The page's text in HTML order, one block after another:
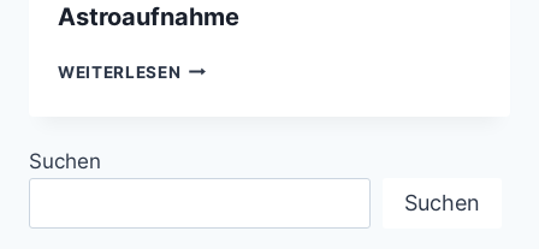
Astroaufnahme
WEITERLESEN ABLAUF
Suchen
Suchen